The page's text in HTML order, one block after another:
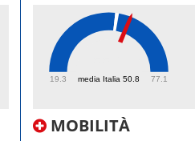
media Italia 50.8
19.3 77.1
MOBILITÀ